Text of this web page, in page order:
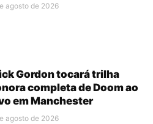
agosto de 2026
Gordon tocará trilha
completa de Doom ao
em Manchester
agosto de 2026